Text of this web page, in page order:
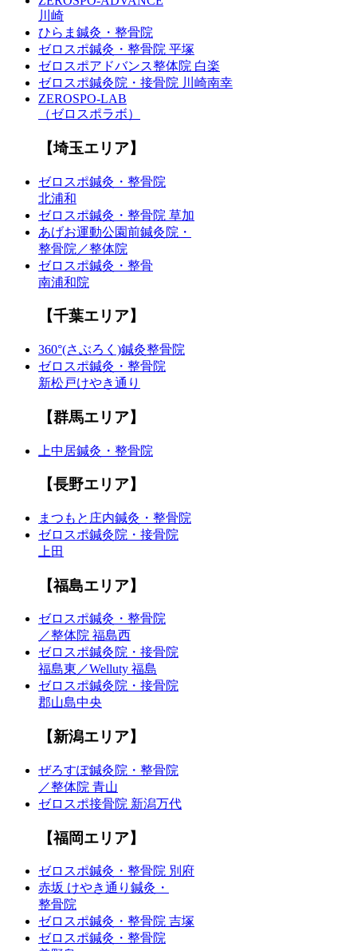
川崎
ひらま鍼灸・整骨院
ゼロスポ鍼灸・整骨院 平塚
ゼロスポアドバンス整体院 白楽
ゼロスポ鍼灸院・接骨院 川崎南幸
ZEROSPO-LAB
（ゼロスポラボ）
【埼玉エリア】
ゼロスポ鍼灸・整骨院
北浦和
ゼロスポ鍼灸・整骨院 草加
あげお運動公園前鍼灸院・
整骨院／整体院
ゼロスポ鍼灸・整骨
南浦和院
【千葉エリア】
360°(さぶろく)鍼灸整骨院
ゼロスポ鍼灸・整骨院
新松戸けやき通り
【群馬エリア】
上中居鍼灸・整骨院
【長野エリア】
まつもと庄内鍼灸・整骨院
ゼロスポ鍼灸院・接骨院
上田
【福島エリア】
ゼロスポ鍼灸・整骨院
／整体院 福島西
ゼロスポ鍼灸院・接骨院
福島東／Welluty 福島
ゼロスポ鍼灸院・接骨院
郡山島中央
【新潟エリア】
ぜろすぽ鍼灸院・整骨院
／整体院 青山
ゼロスポ接骨院 新潟万代
【福岡エリア】
ゼロスポ鍼灸・整骨院 別府
赤坂 けやき通り鍼灸・
整骨院
ゼロスポ鍼灸・整骨院 吉塚
ゼロスポ鍼灸・整骨院